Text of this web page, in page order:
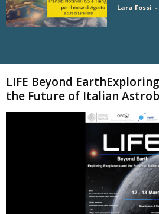
Lara Fossi -
LIFE Beyond
the Future of Italian